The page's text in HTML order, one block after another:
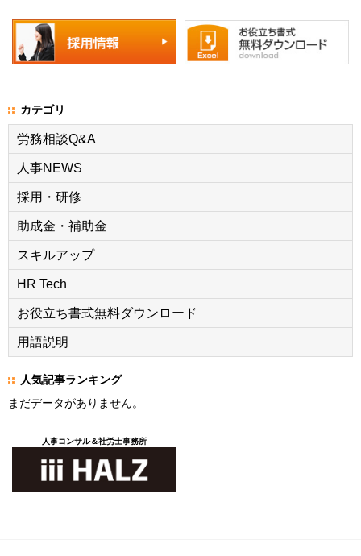
カテゴリ
労務相談Q&A
人事NEWS
採用・研修
助成金・補助金
スキルアップ
HR Tech
お役立ち書式無料ダウンロード
用語説明
人気記事ランキング
まだデータがありません。
人事コンサル＆社労士事務所